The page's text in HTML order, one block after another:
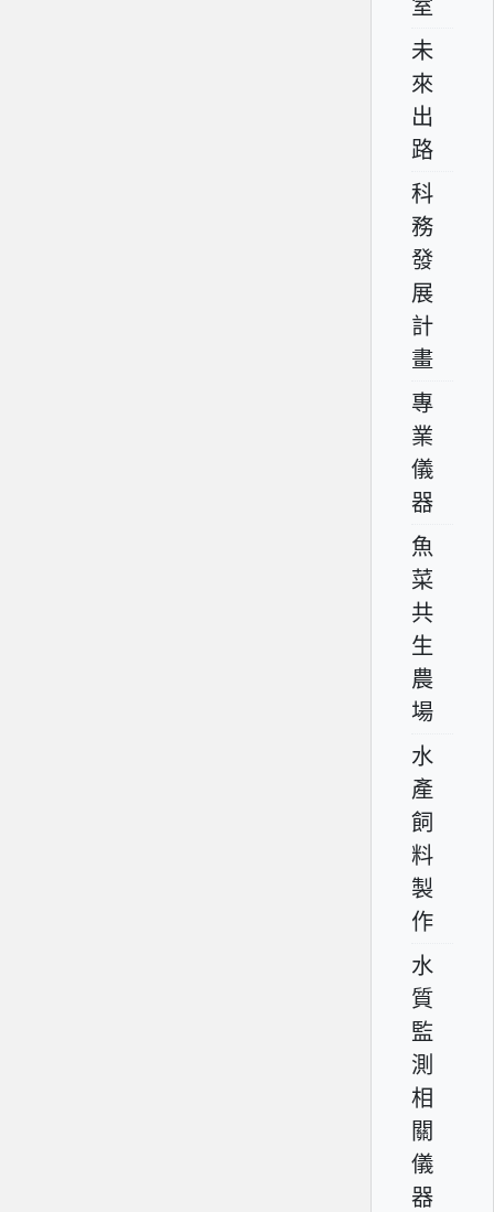
室
未
來
出
路
科
務
發
展
計
畫
專
業
儀
器
魚
菜
共
生
農
場
水
產
飼
料
製
作
水
質
監
測
相
關
儀
器